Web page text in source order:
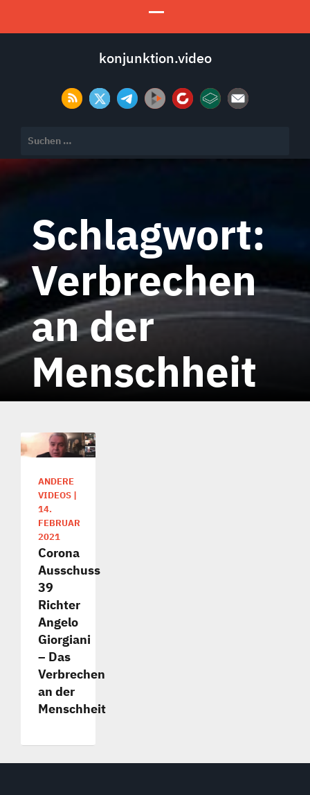
konjunktion.video
nach:
Schlagwort:
Verbrechen
an der
Menschheit
ANDERE
VIDEOS |
14.
FEBRUAR
2021
Corona
Ausschuss
39
Richter
Angelo
Giorgiani
– Das
Verbrechen
an der
Menschheit